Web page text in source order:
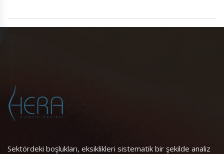
Sektördeki boşlukları, eksiklikleri sistematik bir şekilde analiz